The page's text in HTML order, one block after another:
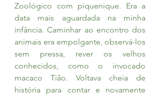
Zoológico com piquenique. Era a
data mais aguardada na minha
infância. Caminhar ao encontro dos
animais era empolgante, observá-los
sem pressa, rever os velhos
conhecidos, como o invocado
macaco Tião. Voltava cheia de
história para contar e novamente